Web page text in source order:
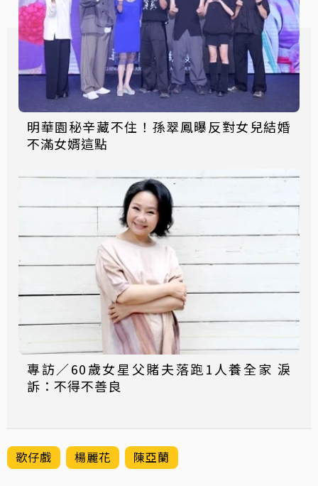
明華園秘辛藏不住！孫翠鳳曝反對女兒結婚
不滿女婿這點
專訪／60歲女星父賭夫落跑1人養全家 淚
訴：不得不善良
歌仔戲 楊麗花 陳亞蘭